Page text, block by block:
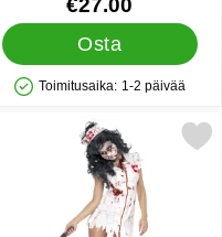
€27.00
Osta
Saatavuus: Varastossa
Toimitusaika: 1-2 päivää
Lapset suosikiksi
zombi-